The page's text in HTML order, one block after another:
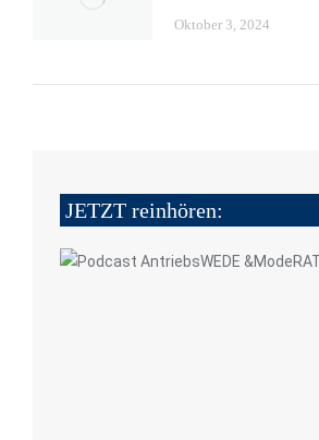
Oktober 3, 2024
JETZT reinhören: